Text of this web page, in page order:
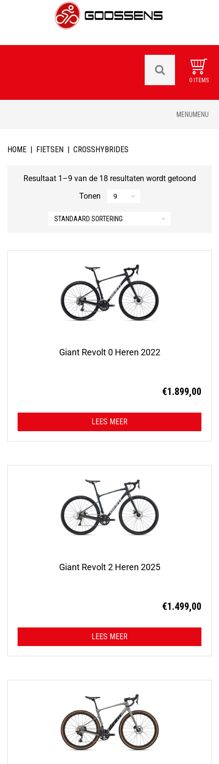
0 ITEMS
MENUMENU
HOME | FIETSEN | CROSSHYBRIDES
Resultaat 1–9 van de 18 resultaten wordt getoond
Tonen
Giant Revolt 0 Heren 2022
€1.899,00
LEES MEER
Giant Revolt 2 Heren 2025
€1.499,00
LEES MEER